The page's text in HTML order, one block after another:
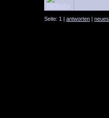
Seite: 1 | antworten |